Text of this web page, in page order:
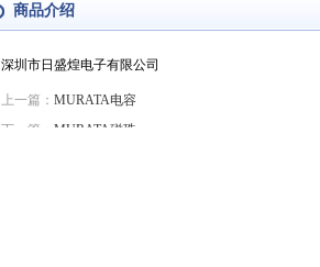
商品介绍
深圳市日盛煌电子有限公司
上一篇： MURATA电容
下一篇： MURATA磁珠